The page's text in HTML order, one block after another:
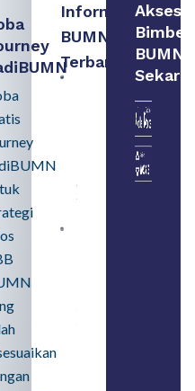
Informasi
BUMN
Terbaru:
Pengertian,
Perbedaan,
serta Jenis
August 6,
2026
SMA
Syarat,
Akses
Bimbel
BUMN